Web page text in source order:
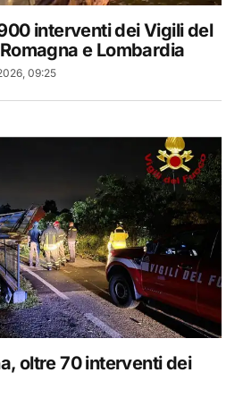
interventi dei Vigili del
e Lombardia
09:25
oltre 70 interventi dei